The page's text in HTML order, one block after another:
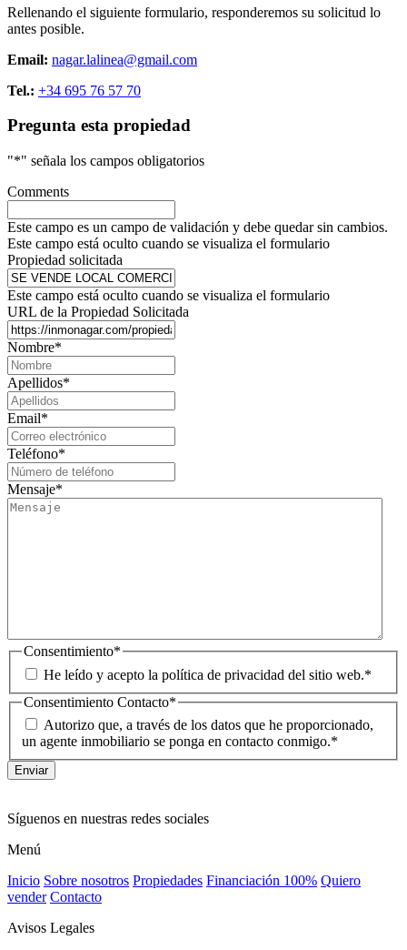
Rellenando el siguiente formulario, responderemos su solicitud lo
antes posible.
Email: nagar.lalinea@gmail.com
Tel.: +34 695 76 57 70
Pregunta esta propiedad
"*" señala los campos obligatorios
Comments
Este campo es un campo de validación y debe quedar sin cambios.
Este campo está oculto cuando se visualiza el formulario
Propiedad solicitada
Este campo está oculto cuando se visualiza el formulario
URL de la Propiedad Solicitada
Nombre*
Apellidos*
Email*
Teléfono*
Mensaje*
Consentimiento*
He leído y acepto la política de privacidad del sitio web.*
Consentimiento Contacto*
Autorizo que, a través de los datos que he proporcionado,
un agente inmobiliario se ponga en contacto conmigo.*
Síguenos en nuestras redes sociales
Menú
Inicio Sobre nosotros Propiedades Financiación 100% Quiero
vender Contacto
Avisos Legales